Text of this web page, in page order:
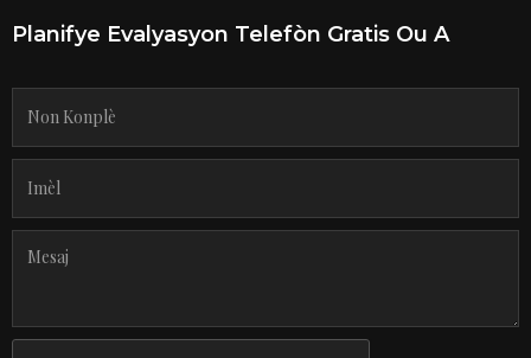
Planifye Evalyasyon Telefòn Gratis Ou A